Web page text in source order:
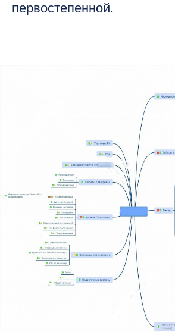
первостепенной.